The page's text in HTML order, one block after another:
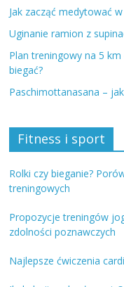
Jak zacząć medytować
Uginanie ramion z
Plan treningowy na 5
biegać?
Paschimottanasana –
Fitness i sport
Rolki czy bieganie?
treningowych
Propozycje treningów
zdolności poznawczych
Najlepsze ćwiczenia